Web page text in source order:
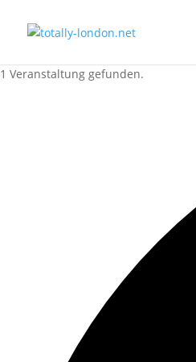
1 Veranstaltung gefunden.